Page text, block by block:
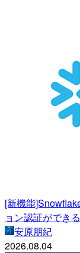
[新機能
ョン認証ができ
安原朋紀
2026.08.04